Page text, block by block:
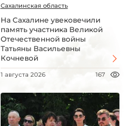
Сахалинская область
На Сахалине увековечили
память участника Великой
Отечественной войны
Татьяны Васильевны
Кочневой
1 августа 2026 167